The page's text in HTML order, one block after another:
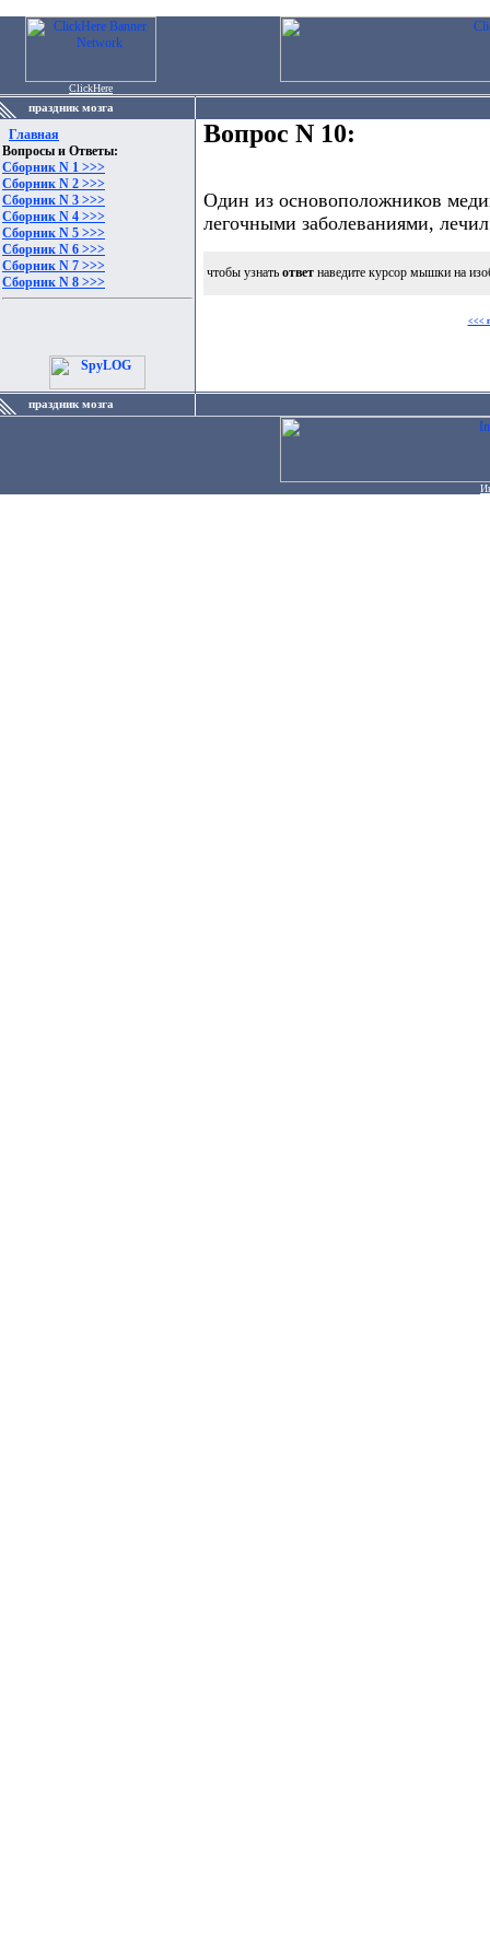
ClickHere
праздник мозга
Главная
Вопросы и Ответы:
Сборник N 1 >>>
Сборник N 2 >>>
Сборник N 3 >>>
Сборник N 4 >>>
Сборник N 5 >>>
Сборник N 6 >>>
Сборник N 7 >>>
Сборник N 8 >>>
Вопрос N 10:
Один из основоположников
легочными заболеваниями,
чтобы узнать ответ наведите курсор мышки на
<<<
праздник мозга